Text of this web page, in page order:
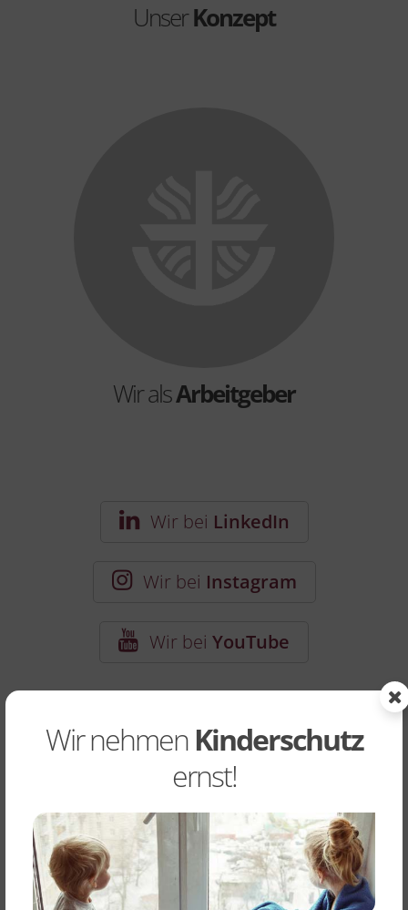
UnserKonzept
Wir alsArbeitgeber
Wir bei LinkedIn
Wir bei Instagram
Wir bei YouTube
aus dem Monikahaus
1. Juli 2026
Wir nehmenKinderschutz
ernst!